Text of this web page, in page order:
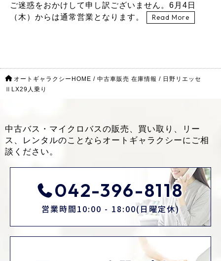
ご迷惑をおかけして申し訳ございません。6月4日
（木）からは通常営業となります。
Read More
オートギャラクシーHOME / 中古車販売 在庫情報 / 日野リエッセ
ⅡLX29人乗り
中古バス・マイクロバスの販売、買い取り、リー
ス、レンタルのことなら オートギャラクシーにご相
談ください。
042-396-8118
営業時間10:00 - 18:00(日曜定休)